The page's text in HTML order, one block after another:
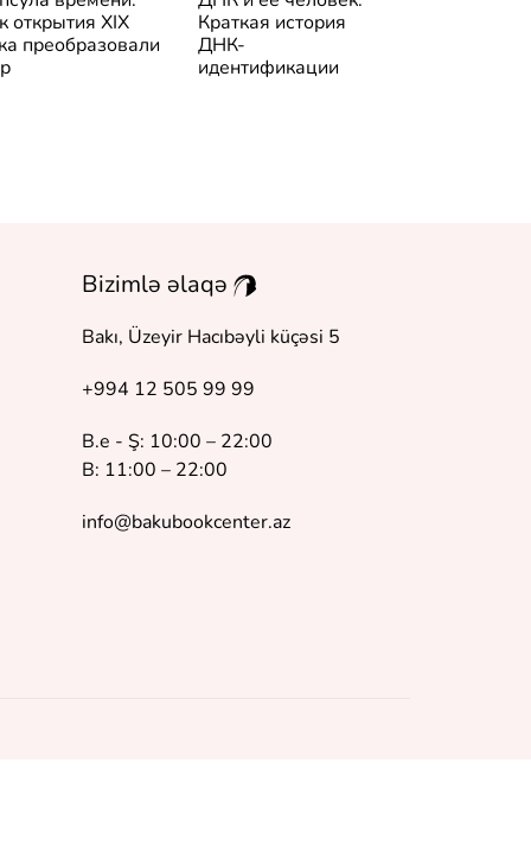
открытия XIX
преобразовали
Краткая история
ДНК-
идентификации
Bizimlə əlaqə
Bakı, Üzeyir Hacıbəyli küçəsi 5
+994 12 505 99 99
B.e - Ş: 10:00 – 22:00
B: 11:00 – 22:00
info@bakubookcenter.az